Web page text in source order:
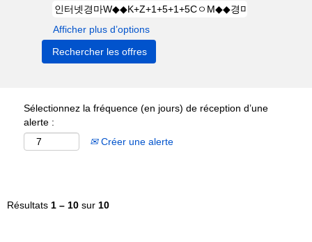
Afficher plus d’options
Sélectionnez la fréquence (en jours) de réception d’une
alerte :
Créer une alerte
Résultats 1 – 10 sur 10